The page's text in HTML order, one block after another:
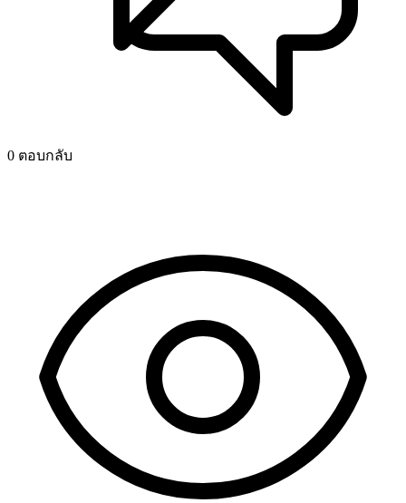
0 ตอบกลับ